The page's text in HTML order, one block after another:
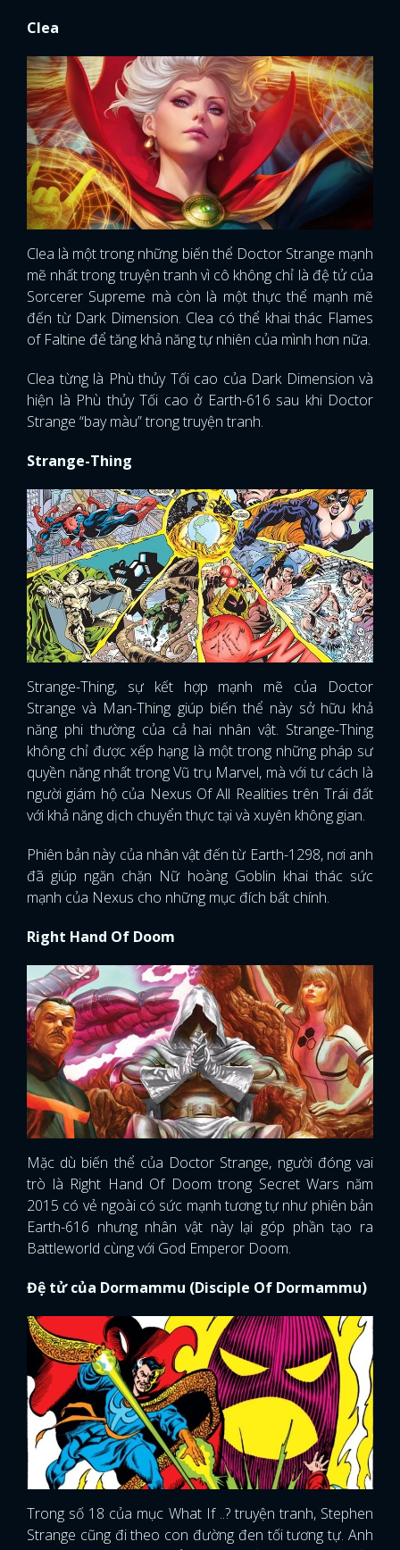
x
ĐĂNG NHẬP
Clea
Clea là một trong những biến thể Doctor Strange mạnh
mẽ nhất trong truyện tranh vì cô không chỉ là đệ tử của
Sorcerer Supreme mà còn là một thực thể mạnh mẽ
đến từ Dark Dimension. Clea có thể khai thác Flames
of Faltine để tăng khả năng tự nhiên của mình hơn nữa.
Clea từng là Phù thủy Tối cao của Dark Dimension và
hiện là Phù thủy Tối cao ở Earth-616 sau khi Doctor
Strange “bay màu” trong truyện tranh.
Strange-Thing
Strange-Thing, sự kết hợp mạnh mẽ của Doctor
Strange và Man-Thing giúp biến thể này sở hữu khả
năng phi thường của cả hai nhân vật. Strange-Thing
không chỉ được xếp hạng là một trong những pháp sư
quyền năng nhất trong Vũ trụ Marvel, mà với tư cách là
người giám hộ của Nexus Of All Realities trên Trái đất
với khả năng dịch chuyển thực tại và xuyên không gian.
Phiên bản này của nhân vật đến từ Earth-1298, nơi anh
đã giúp ngăn chặn Nữ hoàng Goblin khai thác sức
mạnh của Nexus cho những mục đích bất chính.
Right Hand Of Doom
Mặc dù biến thể của Doctor Strange, người đóng vai
trò là Right Hand Of Doom trong Secret Wars năm
2015 có vẻ ngoài có sức mạnh tương tự như phiên bản
Earth-616 nhưng nhân vật này lại góp phần tạo ra
Battleworld cùng với God Emperor Doom.
Đệ tử của Dormammu (Disciple Of Dormammu)
Trong số 18 của mục What If ..? truyện tranh, Stephen
Strange cũng đi theo con đường đen tối tương tự. Anh